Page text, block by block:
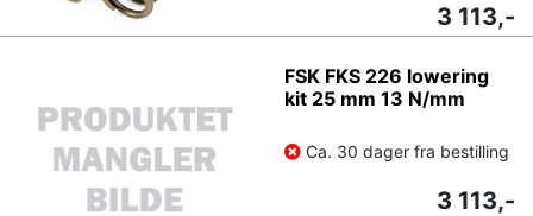
3 113,-
FSK FKS 226 lowering
kit 25 mm 13 N/mm
Ca. 30 dager fra bestilling
3 113,-